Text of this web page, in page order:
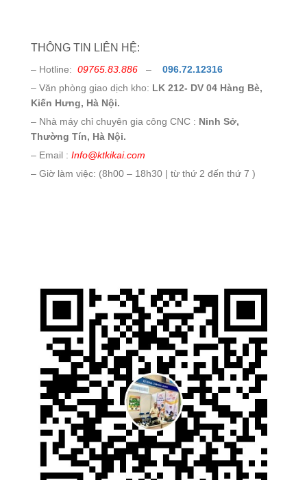
THÔNG TIN LIÊN HỆ:
– Hotline: 09765.83.886 – 096.72.12316
– Văn phòng giao dịch kho: LK 212- DV 04 Hàng Bè,
Kiến Hưng, Hà Nội.
– Nhà máy chỉ chuyên gia công CNC : Ninh Sở,
Thường Tín, Hà Nội.
– Email : Info@ktkikai.com
– Giờ làm việc: (8h00 – 18h30 | từ thứ 2 đến thứ 7 )